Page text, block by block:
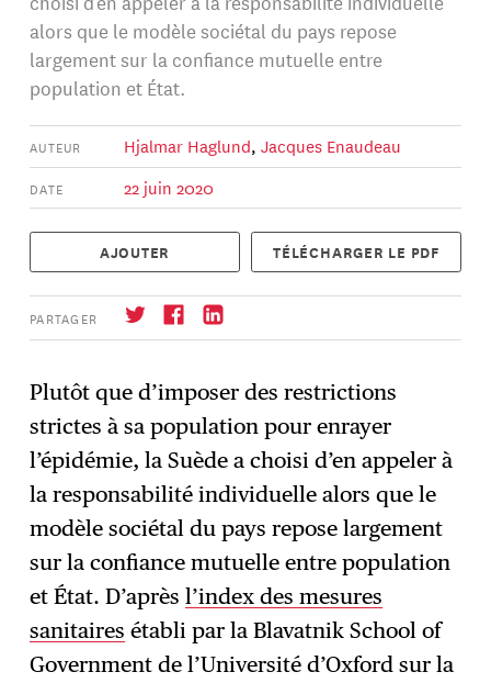
alors que le modèle sociétal du pays repose
largement sur la confiance mutuelle entre
population et État.
AUTEUR Hjalmar Haglund, Jacques Enaudeau
DATE 22 juin 2020
AJOUTER TÉLÉCHARGER LE PDF
PARTAGER
→ S'abonner
Plutôt que d’imposer des restrictions
strictes à sa population pour enrayer
l’épidémie, la Suède a choisi d’en appeler à
la responsabilité individuelle alors que le
modèle sociétal du pays repose largement
sur la confiance mutuelle entre population
et État. D’aprèsl’index des mesures
sanitaires établi par la Blavatnik School of
Government de l’Université d’Oxford sur la